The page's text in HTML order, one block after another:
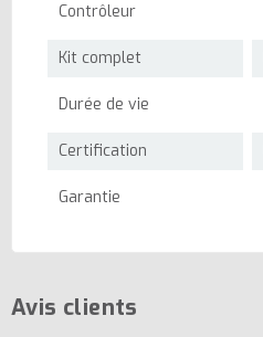
Contrôleur
Kit complet
Durée de vie
Certification
Garantie
Avis clients